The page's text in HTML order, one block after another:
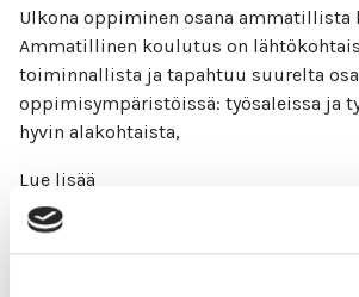
Ulkona oppiminen osana
Ammatillinen koulutus on
toiminnallista ja tapahtuu suurelta
oppimisympäristöissä: työsaleissa ja
hyvin alakohtaista,
Lue lisää